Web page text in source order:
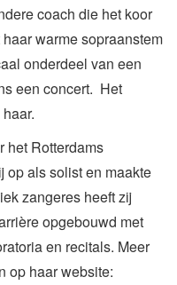
coach die het koor
warme sopraanstem
onderdeel van een
een concert. Het
het Rotterdams
op als solist en maakte
zangeres heeft zij
opgebouwd met
en recitals. Meer
op haar website: